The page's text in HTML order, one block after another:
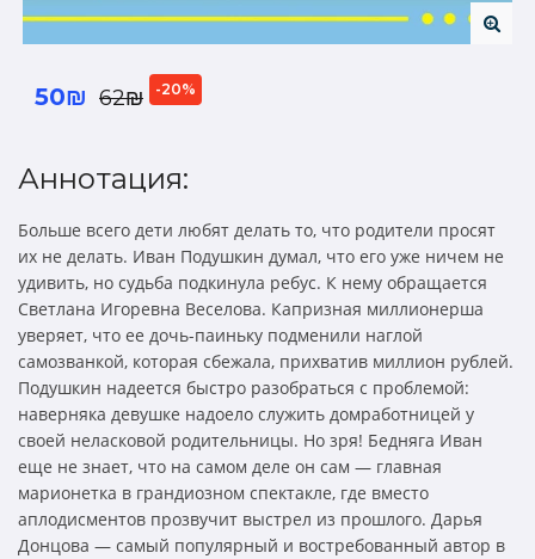
50₪ 62₪ -20%
Аннотация:
Больше всего дети любят делать то, что родители просят
их не делать. Иван Подушкин думал, что его уже ничем не
удивить, но судьба подкинула ребус. К нему обращается
Светлана Игоревна Веселова. Капризная миллионерша
уверяет, что ее дочь-паиньку подменили наглой
самозванкой, которая сбежала, прихватив миллион рублей.
Подушкин надеется быстро разобраться с проблемой:
наверняка девушке надоело служить домработницей у
своей неласковой родительницы. Но зря! Бедняга Иван
еще не знает, что на самом деле он сам — главная
марионетка в грандиозном спектакле, где вместо
аплодисментов прозвучит выстрел из прошлого. Дарья
Донцова — самый популярный и востребованный автор в